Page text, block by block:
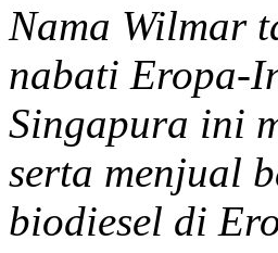
Nama Wilmar
nabati Eropa-
Singapura ini
serta menjual
biodiesel di